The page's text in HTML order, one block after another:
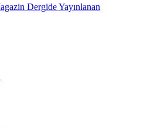
Dergide Yayınlanan